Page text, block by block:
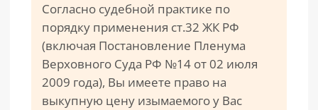
Согласно судебной практике по
порядку применения ст.32 ЖК РФ
(включая Постановление Пленума
Верховного Суда РФ №14 от 02 июля
2009 года), Вы имеете право на
выкупную цену изымаемого у Вас